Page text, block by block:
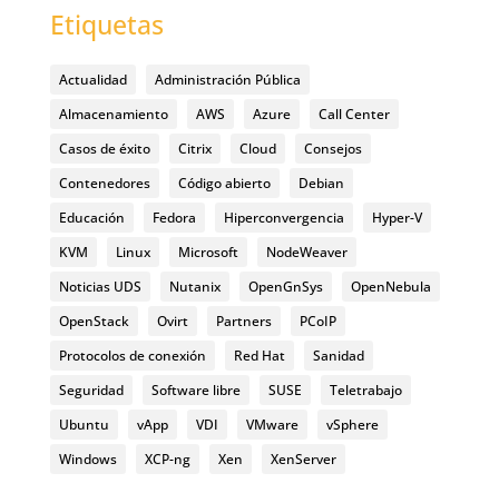
Etiquetas
Actualidad
Administración Pública
Almacenamiento
AWS Azure
Call Center
Casos de éxito
Citrix Cloud
Consejos
Contenedores
Código abierto
Debian
Educación
Fedora Hiperconvergencia
Hyper-V
KVM
Linux Microsoft
NodeWeaver
Noticias UDS
Nutanix OpenGnSys
OpenNebula
OpenStack
Ovirt Partners
PCoIP
Protocolos de conexión
Red Hat
Sanidad
Seguridad
Software libre SUSE
Teletrabajo
Ubuntu
vApp VDI VMware
vSphere
Windows
XCP-ng Xen XenServer